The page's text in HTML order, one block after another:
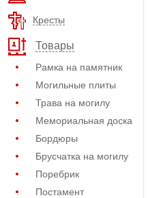
Кресты
Товары
Рамка на памятник
Могильные плиты
Трава на могилу
Мемориальная доска
Бордюры
Брусчатка на могилу
Поребрик
Постамент